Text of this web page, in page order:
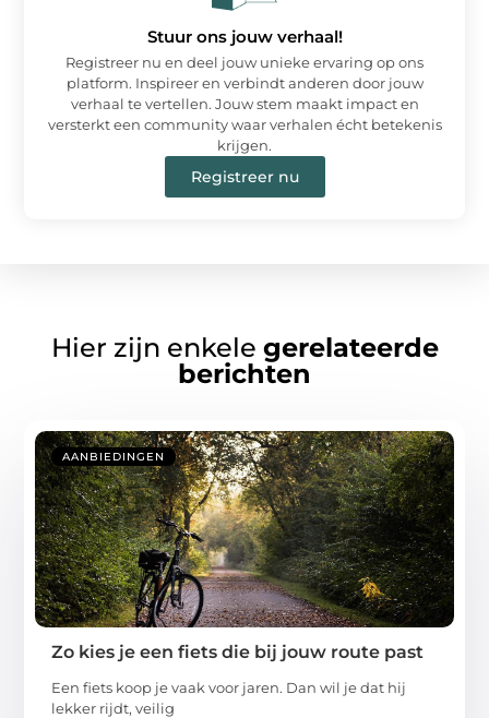
Stuur ons jouw verhaal!
Registreer nu en deel jouw unieke ervaring op ons
platform. Inspireer en verbindt anderen door jouw
verhaal te vertellen. Jouw stem maakt impact en
versterkt een community waar verhalen écht betekenis
krijgen.
Registreer nu
Hier zijn enkele gerelateerde
berichten
AANBIEDINGEN
Zo kies je een fiets die bij jouw route past
Een fiets koop je vaak voor jaren. Dan wil je dat hij
lekker rijdt, veilig